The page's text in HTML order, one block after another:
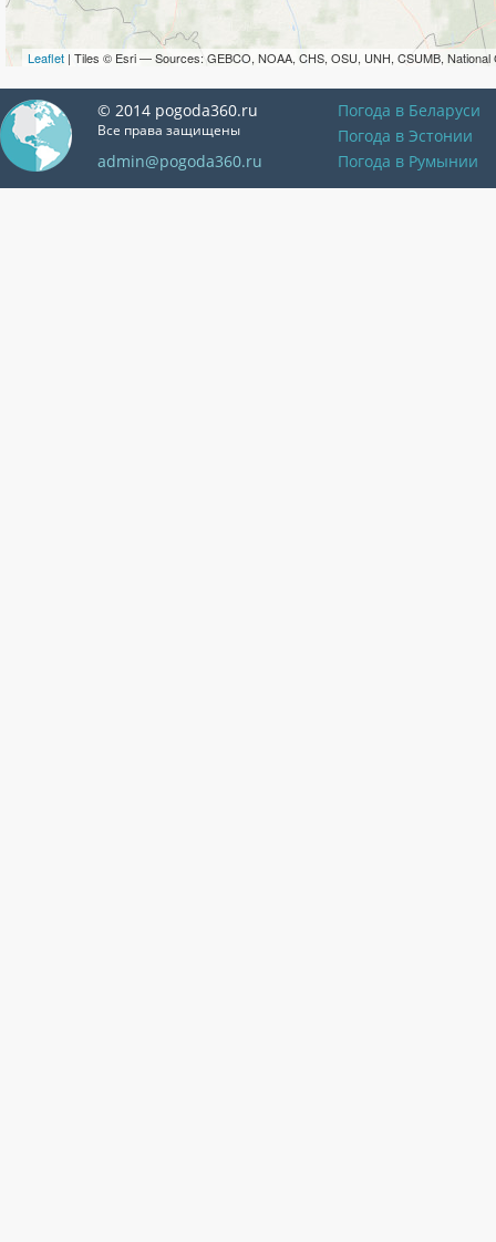
Leaflet | Tiles © Esri — Sources: GEBCO, NOAA, CHS, OSU, UNH, CSUMB, National
© 2014 pogoda360.ru
Все права защищены
admin@pogoda360.ru
Погода в Беларуси
Погода в Эстонии
Погода в Румынии